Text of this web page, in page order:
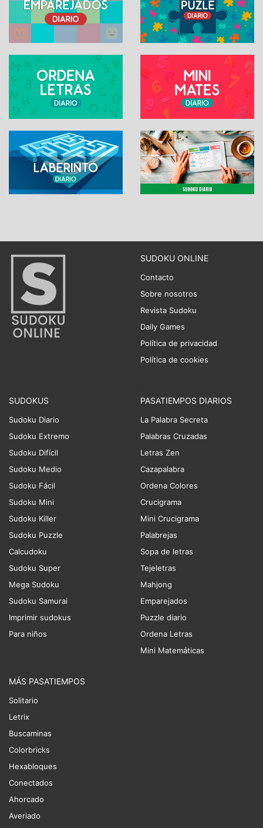
SUDOKU ONLINE
Contacto
Sobre nosotros
Revista Sudoku
Daily Games
Política de privacidad
Política de cookies
SUDOKUS
Sudoku Diario
Sudoku Extremo
Sudoku Difícil
Sudoku Medio
Sudoku Fácil
Sudoku Mini
Sudoku Killer
Sudoku Puzzle
Calcudoku
Sudoku Super
Mega Sudoku
Sudoku Samurai
Imprimir sudokus
Para niños
PASATIEMPOS DIARIOS
La Palabra Secreta
Palabras Cruzadas
Letras Zen
Cazapalabra
Ordena Colores
Crucigrama
Mini Crucigrama
Palabrejas
Sopa de letras
Tejeletras
Mahjong
Emparejados
Puzzle diario
Ordena Letras
Mini Matemáticas
MÁS PASATIEMPOS
Solitario
Letrix
Buscaminas
Colorbricks
Hexabloques
Conectados
Ahorcado
Averiado